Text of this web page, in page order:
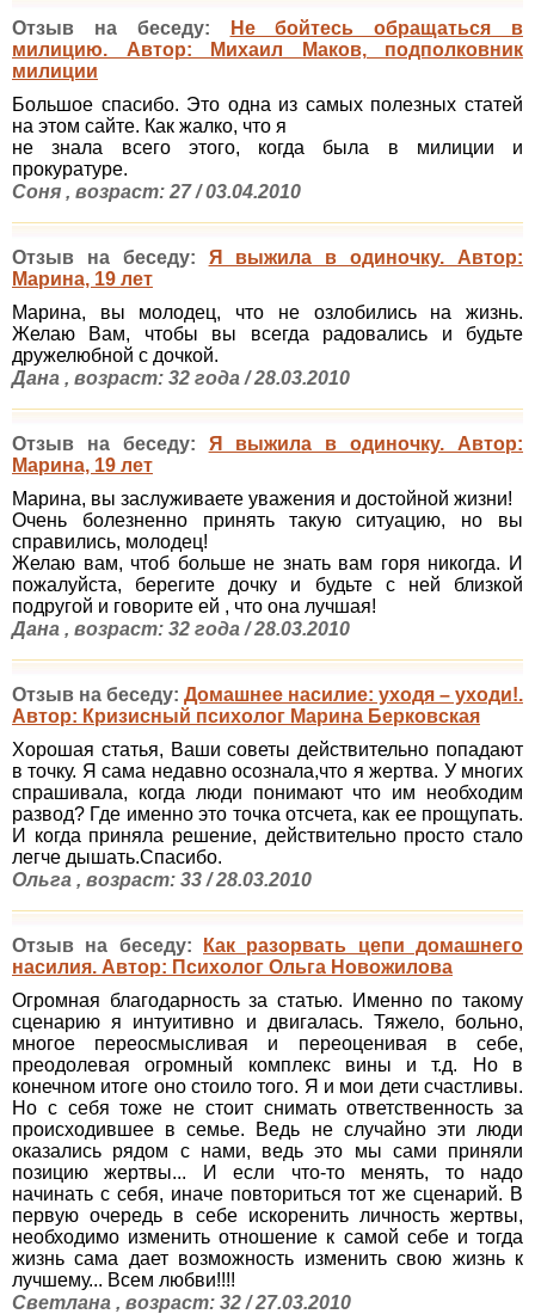
Отзыв на беседу:
Не бойтесь обращаться в
милицию. Автор: Михаил Маков, подполковник
милиции
Большое спасибо. Это одна из самых полезных статей
на этом сайте. Как жалко, что я
не знала всего этого, когда была в милиции и
прокуратуре.
Соня , возраст: 27 / 03.04.2010
Отзыв на беседу: Я выжила в одиночку. Автор:
Марина, 19 лет
Марина, вы молодец, что не озлобились на жизнь.
Желаю Вам, чтобы вы всегда радовались и будьте
дружелюбной с дочкой.
Дана , возраст: 32 года / 28.03.2010
Отзыв на беседу: Я выжила в одиночку. Автор:
Марина, 19 лет
Марина, вы заслуживаете уважения и достойной жизни!
Очень болезненно принять такую ситуацию, но вы
справились, молодец!
Желаю вам, чтоб больше не знать вам горя никогда. И
пожалуйста, берегите дочку и будьте с ней близкой
подругой и говорите ей , что она лучшая!
Дана , возраст: 32 года / 28.03.2010
Отзыв на беседу: Домашнее насилие: уходя – уходи!.
Автор: Кризисный психолог Марина Берковская
Хорошая статья, Ваши советы действительно попадают
в точку. Я сама недавно осознала,что я жертва. У многих
спрашивала, когда люди понимают что им необходим
развод? Где именно это точка отсчета, как ее прощупать.
И когда приняла решение, действительно просто стало
легче дышать.Спасибо.
Ольга , возраст: 33 / 28.03.2010
Отзыв на беседу:
Как разорвать цепи домашнего
насилия. Автор: Психолог Ольга Новожилова
Огромная благодарность за статью. Именно по такому
сценарию я интуитивно и двигалась. Тяжело, больно,
многое переосмысливая и переоценивая в себе,
преодолевая огромный комплекс вины и т.д. Но в
конечном итоге оно стоило того. Я и мои дети счастливы.
Но с себя тоже не стоит снимать ответственность за
происходившее в семье. Ведь не случайно эти люди
оказались рядом с нами, ведь это мы сами приняли
позицию жертвы... И если что-то менять, то надо
начинать с себя, иначе повториться тот же сценарий. В
первую очередь в себе искоренить личность жертвы,
необходимо изменить отношение к самой себе и тогда
жизнь сама дает возможность изменить свою жизнь к
лучшему... Всем любви!!!!
Светлана , возраст: 32 / 27.03.2010